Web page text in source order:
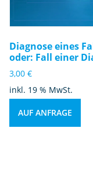
Diagnose eines
oder: Fall einer
3,00 €
inkl. 19 % MwSt.
AUF ANFRAGE